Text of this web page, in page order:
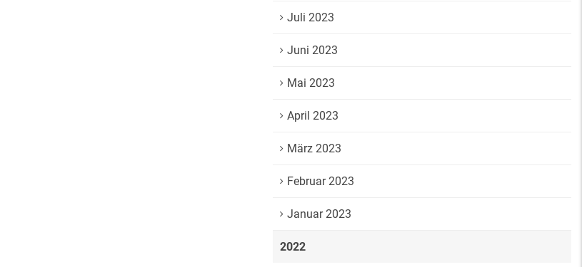
Juli 2023
Juni 2023
Mai 2023
April 2023
März 2023
Februar 2023
Januar 2023
2022